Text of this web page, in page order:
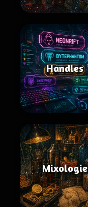
Handles
Mixologie